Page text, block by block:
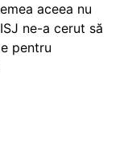
aceea nu
ne-a cerut să
pentru